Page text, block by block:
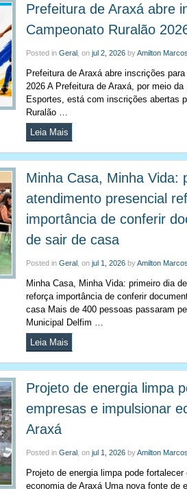
Prefeitura de Araxá abre
Campeonato Ruralão
Posted in Geral , on jul 2, 2026 byAmilton
Prefeitura de Araxá abre inscrições
2026 A Prefeitura de Araxá, por meio
Esportes, está com inscrições abertas
Ruralão …
Leia Mais
Minha Casa, Minha Vida:
atendimento presencial
importância de conferir
de sair de casa
Posted in Geral , on jul 1, 2026 byAmilton
Minha Casa, Minha Vida: primeiro dia
reforça importância de conferir
casa Mais de 400 pessoas passaram
Municipal Delfim …
Leia Mais
Projeto de energia limpa
empresas e impulsionar
Araxá
Posted in Geral , on jul 1, 2026 byAmilton
Projeto de energia limpa pode
economia de Araxá Uma nova fonte de